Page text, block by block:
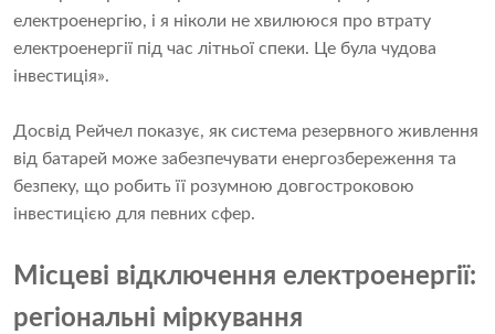
електроенергію, і я ніколи не хвилююся про втрату
електроенергії під час літньої спеки. Це була чудова
інвестиція».
Досвід Рейчел показує, як система резервного живлення
від батарей може забезпечувати енергозбереження та
безпеку, що робить її розумною довгостроковою
інвестицією для певних сфер.
Місцеві відключення електроенергії:
регіональні міркування